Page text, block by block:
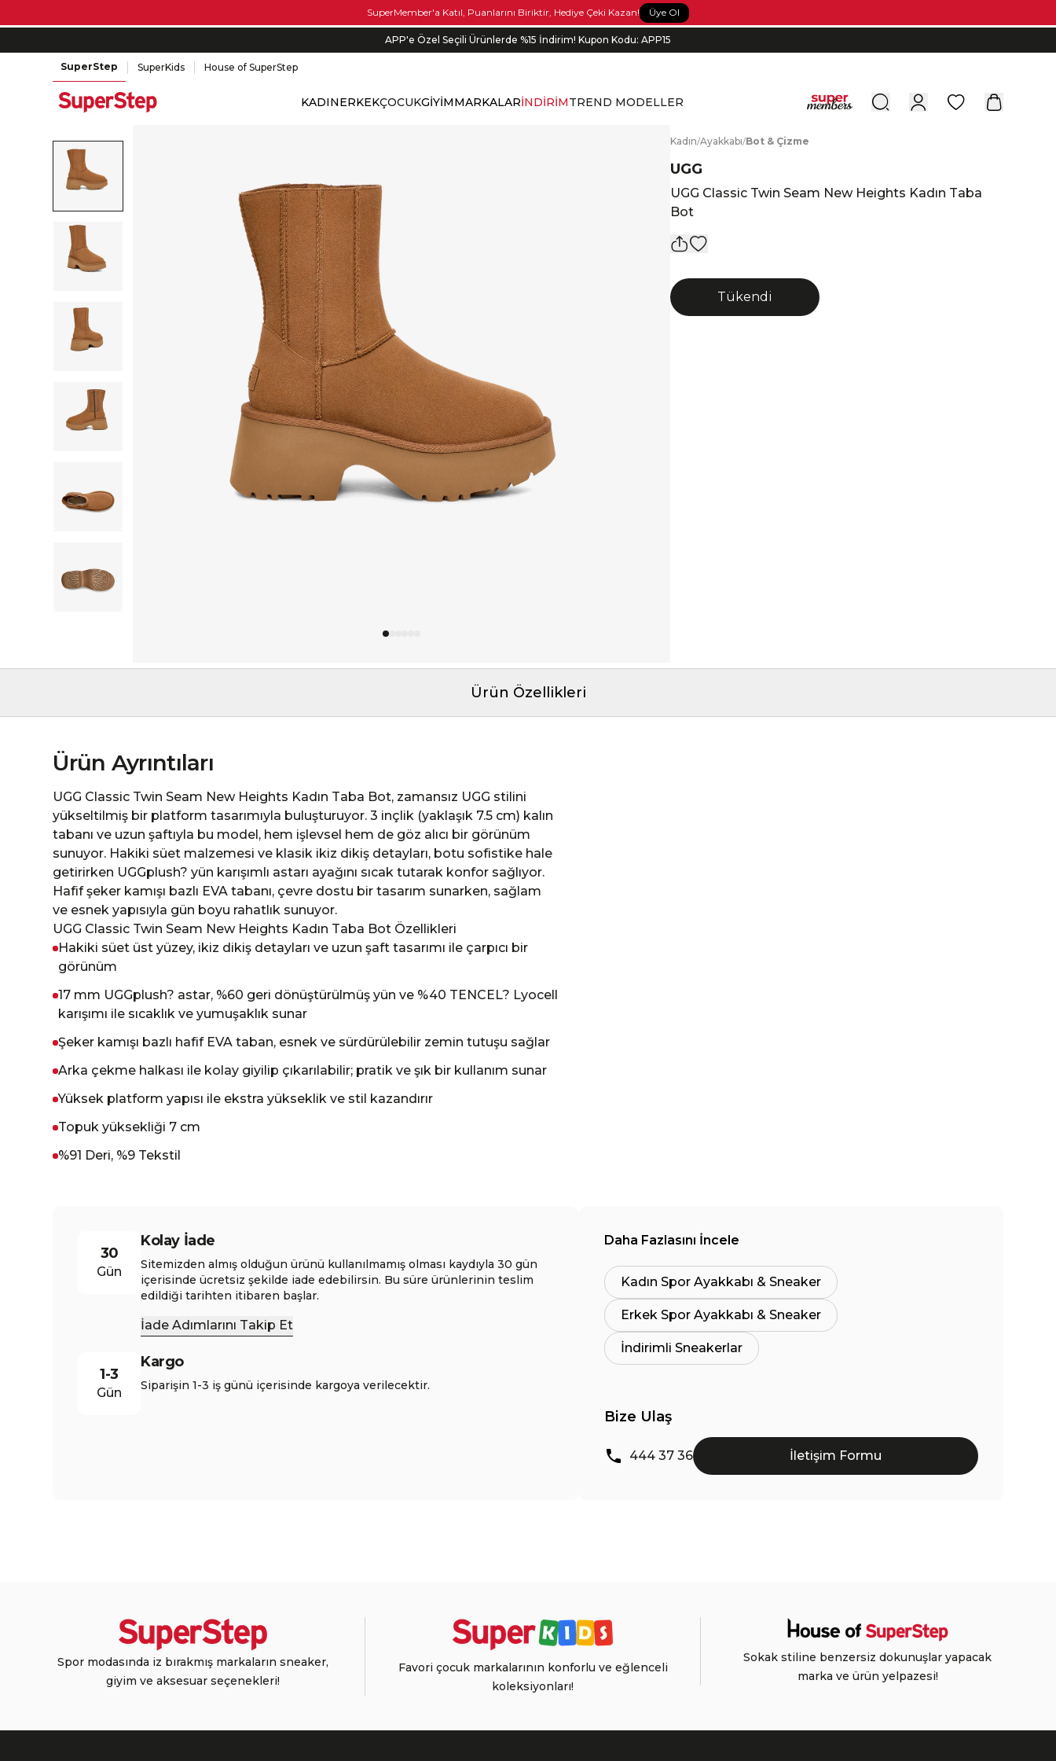
SuperMember'a Katıl, Puanlarını Biriktir, Hediye Çeki Kazan! Üye Ol
APP'e Özel Seçili Ürünlerde %15 İndirim! Kupon Kodu: APP15
SuperStep SuperKids House of SuperStep
KADINERKEKÇOCUKGİYİMMARKALARİNDİRİMTREND MODELLER 0
Kadın/Ayakkabı/Bot & Çizme
UGG
UGG Classic Twin Seam New Heights Kadın Taba
Bot
Tükendi
Ürün Özellikleri
Ürün Ayrıntıları
UGG Classic Twin Seam New Heights Kadın Taba Bot, zamansız UGG stilini
yükseltilmiş bir platform tasarımıyla buluşturuyor. 3 inçlik (yaklaşık 7.5 cm) kalın
tabanı ve uzun şaftıyla bu model, hem işlevsel hem de göz alıcı bir görünüm
sunuyor. Hakiki süet malzemesi ve klasik ikiz dikiş detayları, botu sofistike hale
getirirken UGGplush? yün karışımlı astarı ayağını sıcak tutarak konfor sağlıyor.
Hafif şeker kamışı bazlı EVA tabanı, çevre dostu bir tasarım sunarken, sağlam
ve esnek yapısıyla gün boyu rahatlık sunuyor.
UGG Classic Twin Seam New Heights Kadın Taba Bot Özellikleri
Hakiki süet üst yüzey, ikiz dikiş detayları ve uzun şaft tasarımı ile çarpıcı bir
görünüm
17 mm UGGplush? astar, %60 geri dönüştürülmüş yün ve %40 TENCEL? Lyocell
karışımı ile sıcaklık ve yumuşaklık sunar
Şeker kamışı bazlı hafif EVA taban, esnek ve sürdürülebilir zemin tutuşu sağlar
Arka çekme halkası ile kolay giyilip çıkarılabilir; pratik ve şık bir kullanım sunar
Yüksek platform yapısı ile ekstra yükseklik ve stil kazandırır
Topuk yüksekliği 7 cm
%91 Deri, %9 Tekstil
30
Gün
Kolay İade
Sitemizden almış olduğun ürünü kullanılmamış olması kaydıyla 30 gün
içerisinde ücretsiz şekilde iade edebilirsin. Bu süre ürünlerinin teslim
edildiği tarihten itibaren başlar.
İade Adımlarını Takip Et
1-3
Gün
Kargo
Siparişin 1-3 iş günü içerisinde kargoya verilecektir.
Daha Fazlasını İncele
Kadın Spor Ayakkabı & Sneaker
Erkek Spor Ayakkabı & Sneaker
İndirimli Sneakerlar
Bize Ulaş
444 37 36 İletişim Formu
Spor modasında iz bırakmış markaların sneaker,
giyim ve aksesuar seçenekleri!
Favori çocuk markalarının konforlu ve eğlenceli
koleksiyonları!
Sokak stiline benzersiz dokunuşlar yapacak
marka ve ürün yelpazesi!